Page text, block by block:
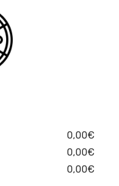
0,00€
0,00€
0,00€